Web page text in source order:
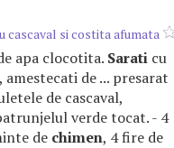
cascaval si costita afumata
apa clocotita. Sarati cu
de ... presarat
de cascaval,
verde tocat. - 4
de chimen, 4 fire de